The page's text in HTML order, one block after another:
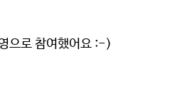
으로 참여했어요 :-)